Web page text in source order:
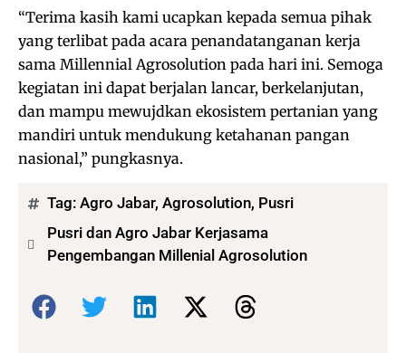
“Terima kasih kami ucapkan kepada semua pihak
yang terlibat pada acara penandatanganan kerja
sama Millennial Agrosolution pada hari ini. Semoga
kegiatan ini dapat berjalan lancar, berkelanjutan,
dan mampu mewujdkan ekosistem pertanian yang
mandiri untuk mendukung ketahanan pangan
nasional,” pungkasnya.
Tag: Agro Jabar, Agrosolution, Pusri
Pusri dan Agro Jabar Kerjasama
Pengembangan Millenial Agrosolution
Bagikan: